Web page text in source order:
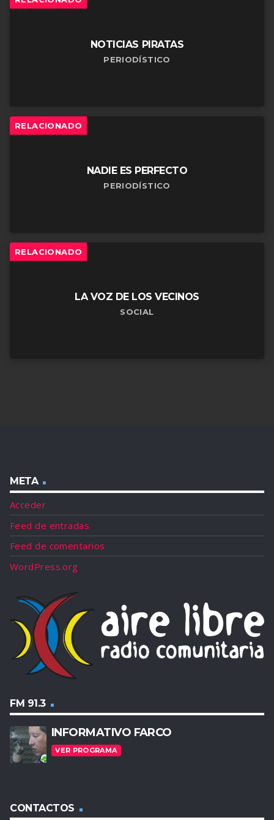
NOTICIAS PIRATAS
PERIODÍSTICO
RELACIONADO
NADIE ES PERFECTO
PERIODÍSTICO
RELACIONADO
LA VOZ DE LOS VECINOS
SOCIAL
META
Acceder
Feed de entradas
Feed de comentarios
WordPress.org
FM 91.3
INFORMATIVO FARCO
VER PROGRAMA
CONTACTOS